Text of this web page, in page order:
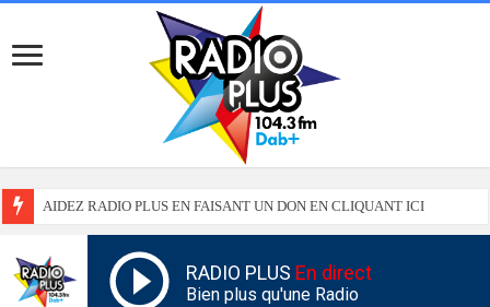
AIDEZ RADIO PLUS EN FAISANT UN DON EN CLIQUANT ICI
RADIO PLUS En direct
Bien plus qu'une Radio